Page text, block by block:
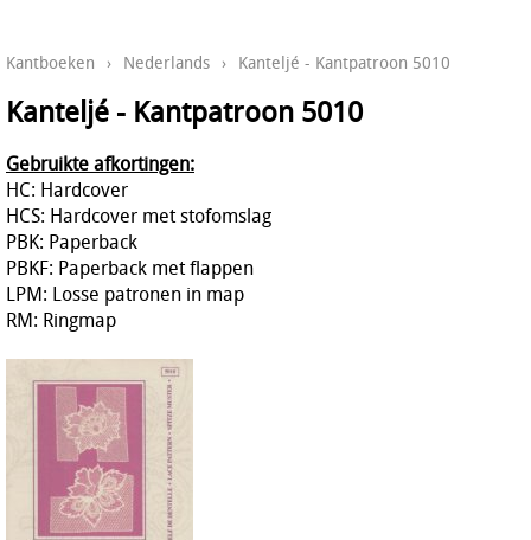
Kantboeken › Nederlands › Kanteljé - Kantpatroon 5010
Kanteljé - Kantpatroon 5010
Gebruikte afkortingen:
HC: Hardcover
HCS: Hardcover met stofomslag
PBK: Paperback
PBKF: Paperback met flappen
LPM: Losse patronen in map
RM: Ringmap